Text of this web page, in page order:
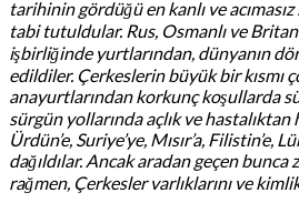
tarihinin gördüğü en kanlı ve
tabi tutuldular. Rus, Osmanlı ve
işbirliğinde yurtlarından, dünyanın
edildiler. Çerkeslerin büyük bir kısmı
anayurtlarından korkunç koşullarda
sürgün yollarında açlık ve hastalıktan
Ürdün’e, Suriye’ye, Mısır’a, Filistin’e,
dağıldılar. Ancak aradan geçen bunca
rağmen, Çerkesler varlıklarını ve